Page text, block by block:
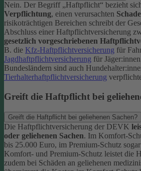
Nein. Der Begriff „Haftpflicht“ bezieht
Verpflichtung, einen verursachten
risikoträchtigen Bereichen schreibt der
Abschluss einer Haftpflichtversicherung
gesetzlich vorgeschriebenen
B. die Kfz-Haftpflichtversicherung für
Jagdhaftpflichtversicherung für
Bundesländern sind auch
Tierhalterhaftpflichtversicherung
Greift die Haftpflicht bei
Greift die Haftpflicht bei geliehenen Sachen?
Die Haftpflichtversicherung der DEVK
oder geliehenen Sachen. Im Komfort-
bis 25.000 Euro, im Premium-Schutz
Komfort- und Premium-Schutz leistet die
zudem bei Schäden an geliehenen